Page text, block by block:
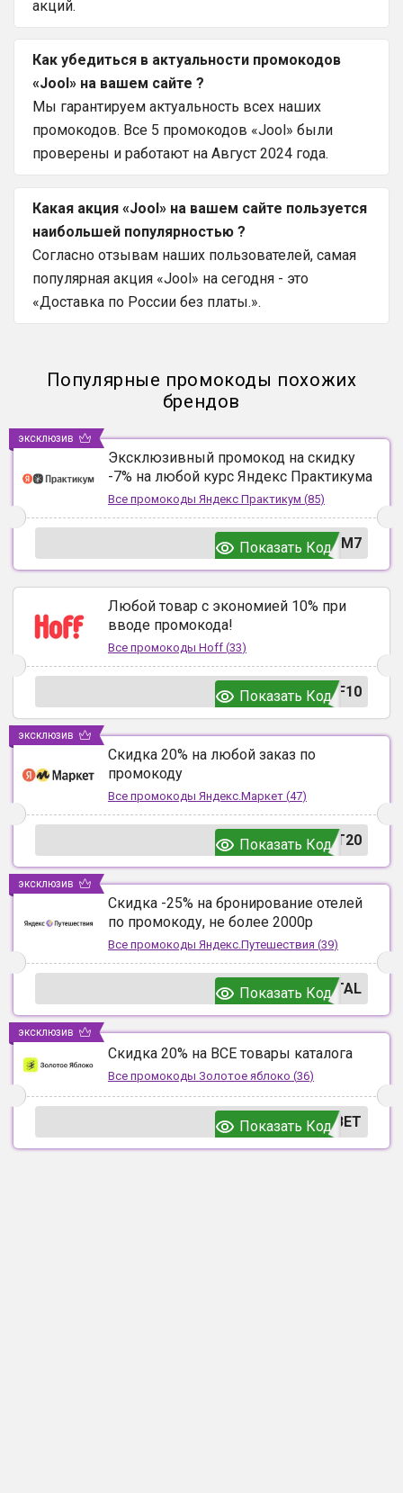
акций.
Как убедиться в актуальности промокодов
«Jool» на вашем сайте ?
Мы гарантируем актуальность всех наших
промокодов. Все 5 промокодов «Jool» были
проверены и работают на Август 2024 года.
Какая акция «Jool» на вашем сайте пользуется
наибольшей популярностью ?
Согласно отзывам наших пользователей, самая
популярная акция «Jool» на сегодня - это
«Доставка по России без платы.».
Популярные промокоды похожих
брендов
Эксклюзивный промокод на скидку
-7% на любой курс Яндекс Практикума
Все промокоды Яндекс Практикум (85)
UM7
Показать Код
эксклюзив
Любой товар с экономией 10% при
вводе промокода!
Все промокоды Hoff (33)
F10
Показать Код
Скидка 20% на любой заказ по
промокоду
Все промокоды Яндекс.Маркет (47)
T20
Показать Код
эксклюзив
Скидка -25% на бронирование отелей
по промокоду, не более 2000р
Все промокоды Яндекс.Путешествия (39)
TAL
Показать Код
эксклюзив
Скидка 20% на ВСЕ товары каталога
Все промокоды Золотое яблоко (36)
ВЕТ
Показать Код
эксклюзив